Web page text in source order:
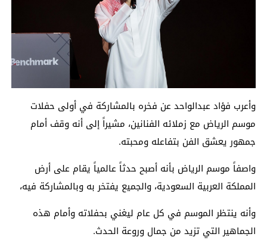
وأعرب فؤاد عبدالواحد عن فخره بالمشاركة في أولى حفلات
موسم الرياض مع زملائه الفنانين، مشيراً إلى أنه وقف أمام
جمهور يعشق الفن بتفاعله ومحبته.
واصفاً موسم الرياض بأنه أصبح حدثاً عالمياً يقام على أرض
المملكة العربية السعودية، والجميع يفتخر به وبالمشاركة فيه،
وأنه ينتظر الموسم في كل عام ليغني بحفلاته وأمام هذه
الجماهير التي تزيد من جمال وروعة الحدث.